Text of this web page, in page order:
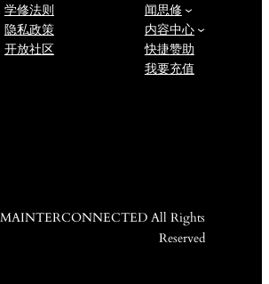
学修法则
隐私政策
开放社区
闻思修
内容中心
快捷赞助
我要充值
All Rights
Reserved